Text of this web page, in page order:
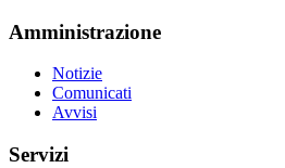
Amministrazione
Notizie
Comunicati
Avvisi
Servizi